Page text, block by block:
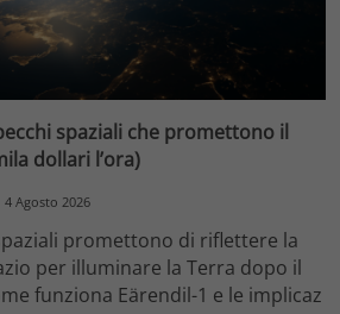
spaziali che promettono il
dollari l’ora)
4 Agosto 2026
promettono di riflettere la
per illuminare la Terra dopo il
funziona Eärendil-1 e le implicaz